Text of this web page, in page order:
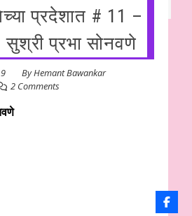
प्रदेशात # 11 –
प्रभा सोनवणे
ByHemant Bawankar
2 Comments